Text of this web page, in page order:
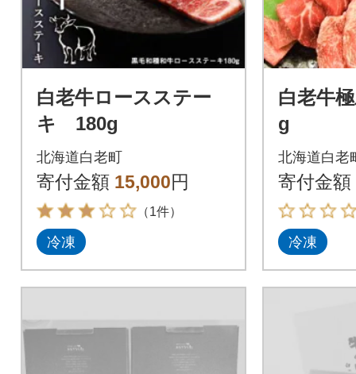
白老牛ロースステー
キ 180g
北海道白老町
寄付金額 15,000円
（1件）
冷凍
白老牛
g
北海道白老
寄付金額
冷凍